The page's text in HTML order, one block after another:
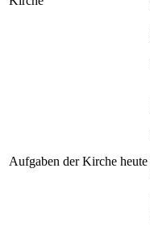
Aufgaben der Kirche heute